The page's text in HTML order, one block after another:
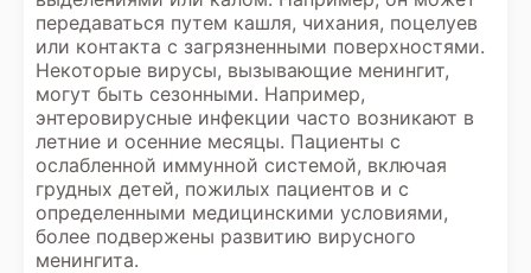
передаваться путем кашля, чихания, поцелуев
или контакта с загрязненными поверхностями.
Некоторые вирусы, вызывающие менингит,
могут быть сезонными. Например,
энтеровирусные инфекции часто возникают в
летние и осенние месяцы. Пациенты с
ослабленной иммунной системой, включая
грудных детей, пожилых пациентов и с
определенными медицинскими условиями,
более подвержены развитию вирусного
менингита.